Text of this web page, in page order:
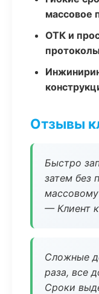
массовое
ОТК и
Отзывы
Быстро
затем без
— Клиент
Сложные
раза, все
Сроки